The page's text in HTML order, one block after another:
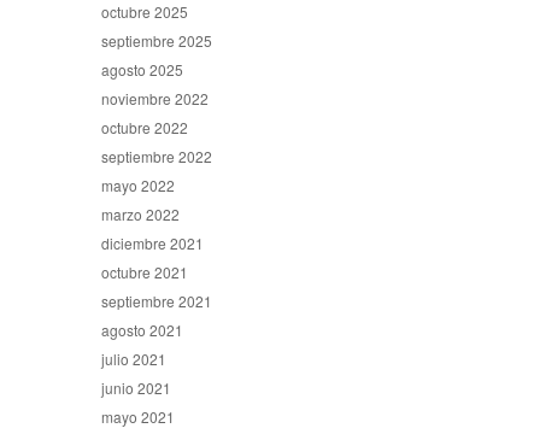
octubre 2025
septiembre 2025
agosto 2025
noviembre 2022
octubre 2022
septiembre 2022
mayo 2022
marzo 2022
diciembre 2021
octubre 2021
septiembre 2021
agosto 2021
julio 2021
junio 2021
mayo 2021